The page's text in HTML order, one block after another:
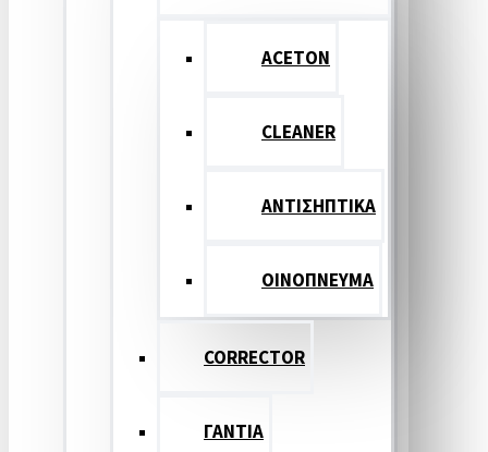
ACETON
CLEANER
ΑΝΤΙΣΗΠΤΙΚΑ
ΟΙΝΟΠΝΕΥΜΑ
CORRECTOR
ΓΑΝΤΙΑ